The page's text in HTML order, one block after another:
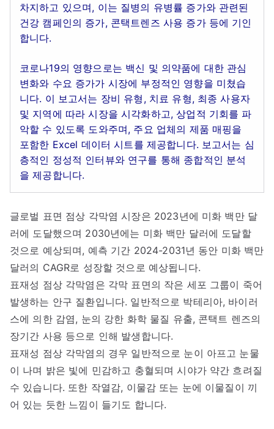
차지하고 있으며, 이는 질병의 유병률 증가와 관련된
건강 캠페인의 증가, 콘택트렌즈 사용 증가 등에 기인
합니다.
코로나19의 영향으로는 백신 및 의약품에 대한 관심
변화와 수요 증가가 시장에 부정적인 영향을 미쳤습
니다. 이 보고서는 장비 유형, 치료 유형, 최종 사용자
및 지역에 따라 시장을 시각화하고, 상업적 기회를 파
악할 수 있도록 도와주며, 주요 업체의 제품 매핑을
포함한 Excel 데이터 시트를 제공합니다. 보고서는 심
층적인 정성적 인터뷰와 연구를 통해 종합적인 분석
을 제공합니다.
글로벌 표면 점상 각막염 시장은 2023년에 미화 백만 달
러에 도달했으며 2030년에는 미화 백만 달러에 도달할
것으로 예상되며, 예측 기간 2024-2031년 동안 미화 백만
달러의 CAGR로 성장할 것으로 예상됩니다.
표재성 점상 각막염은 각막 표면의 작은 세포 그룹이 죽어
발생하는 안구 질환입니다. 일반적으로 박테리아, 바이러
스에 의한 감염, 눈의 강한 화학 물질 유출, 콘택트 렌즈의
장기간 사용 등으로 인해 발생합니다.
표재성 점상 각막염의 경우 일반적으로 눈이 아프고 눈물
이 나며 밝은 빛에 민감하고 충혈되며 시야가 약간 흐려질
수 있습니다. 또한 작열감, 이물감 또는 눈에 이물질이 끼
어 있는 듯한 느낌이 들기도 합니다.